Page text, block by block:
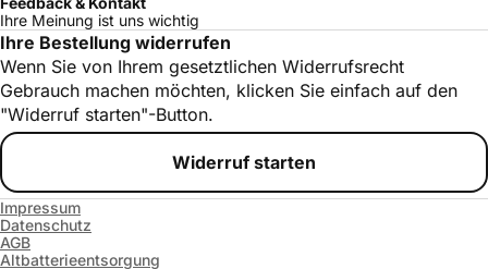
Ihre Meinung ist uns wichtig
Ihre Bestellung widerrufen
Wenn Sie von Ihrem gesetztlichen Widerrufsrecht
Gebrauch machen möchten, klicken Sie einfach auf den
"Widerruf starten"-Button.
Widerruf starten
Impressum
Datenschutz
AGB
Altbatterieentsorgung